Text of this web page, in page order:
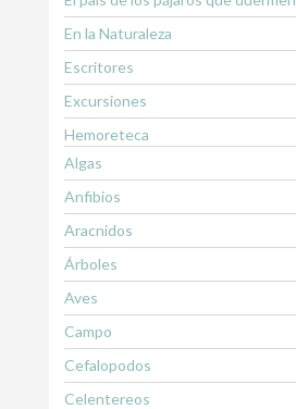
En la Naturaleza
Escritores
Excursiones
Hemoreteca
Algas
Anfibios
Aracnidos
Árboles
Aves
Campo
Cefalopodos
Celentereos